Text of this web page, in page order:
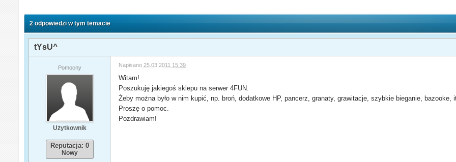
2 odpowiedzi w tym temacie
tYsU^
Pomocny
Użytkownik
Reputacja: 0
Nowy
Napisano 25.03.2011 15:39
Witam!
Poszukuję jakiegoś sklepu na serwer 4FUN.
Żeby można było w nim kupić, np. broń, dodatkowe HP, pancerz, granaty, grawitacje, szybkie bieganie, bazooke,
Proszę o pomoc.
Pozdrawiam!